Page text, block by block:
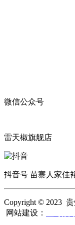
微信公众号
雷天椒旗舰店
抖音号 苗寨人家佳
Copyright © 2023
网站建设：